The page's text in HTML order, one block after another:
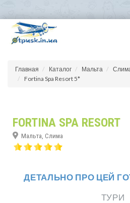
Главная Каталог Мальта
Fortina Spa Resort 5*
FORTINA SPA RESORT
Мальта, Слима
ДЕТАЛЬНО ПРО ЦЕЙ
ТУРИ